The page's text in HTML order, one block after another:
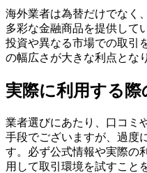
海外業者は為替だけでなく
多彩な金融商品を提供して
投資や異なる市場での取引
の幅広さが大きな利点とな
実際に利用する際
業者選びにあたり、口コミ
手段でございますが、過度
す。必ず公式情報や実際の
用して取引環境を試すこと